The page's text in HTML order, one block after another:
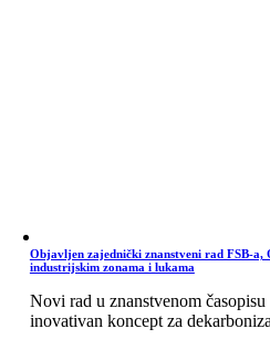
Objavljen zajednički znanstveni rad FSB-
industrijskim zonama i lukama
Novi rad u znanstvenom
inovativan koncept za